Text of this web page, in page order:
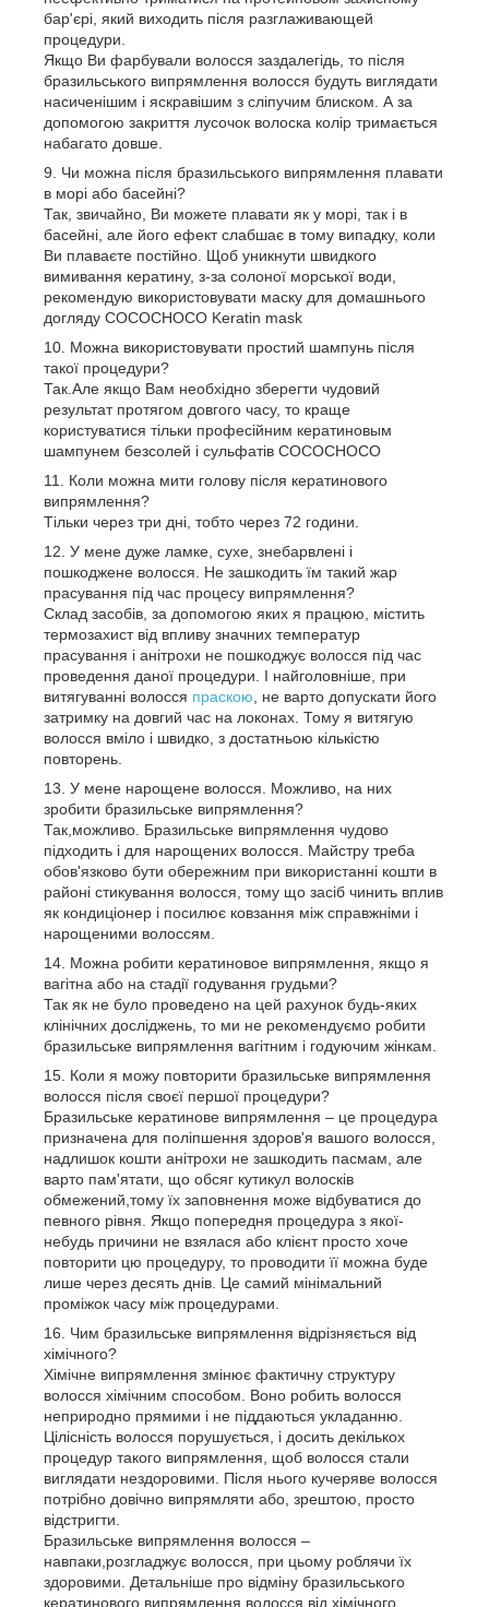
бар'єрі, який виходить після разглаживающей
процедури.
Якщо Ви фарбували волосся заздалегідь, то після
бразильського випрямлення волосся будуть виглядати
насиченішим і яскравішим з сліпучим блиском. А за
допомогою закриття лусочок волоска колір тримається
набагато довше.
Чи можна після бразильського випрямлення плавати
в морі або басейні?
Так, звичайно, Ви можете плавати як у морі, так і в
басейні, але його ефект слабшає в тому випадку, коли
Ви плаваєте постійно. Щоб уникнути швидкого
вимивання кератину, з-за солоної морської води,
рекомендую використовувати маску для домашнього
догляду COCOCHOCO Keratin mask
Можна використовувати простий шампунь після
такої процедури?
Так.Але якщо Вам необхідно зберегти чудовий
результат протягом довгого часу, то краще
користуватися тільки професійним кератиновым
шампунем безсолей і сульфатів COCOCHOCO
Коли можна мити голову після кератинового
випрямлення?
Тільки через три дні, тобто через 72 години.
У мене дуже ламке, сухе, знебарвлені і
пошкоджене волосся. Не зашкодить їм такий жар
прасування під час процесу випрямлення?
Склад засобів, за допомогою яких я працюю, містить
термозахист від впливу значних температур
прасування і анітрохи не пошкоджує волосся під час
проведення даної процедури. І найголовніше, при
витягуванні волосся праскою , не варто допускати його
затримку на довгий час на локонах. Тому я витягую
волосся вміло і швидко, з достатньою кількістю
повторень.
У мене нарощене волосся. Можливо, на них
зробити бразильське випрямлення?
Так,можливо. Бразильське випрямлення чудово
підходить і для нарощених волосся. Майстру треба
обов'язково бути обережним при використанні кошти в
районі стикування волосся, тому що засіб чинить вплив
як кондиціонер і посилює ковзання між справжніми і
нарощеними волоссям.
Можна робити кератиновое випрямлення, якщо я
вагітна або на стадії годування грудьми?
Так як не було проведено на цей рахунок будь-яких
клінічних досліджень, то ми не рекомендуємо робити
бразильське випрямлення вагітним і годуючим жінкам.
Коли я можу повторити бразильське випрямлення
волосся після своєї першої процедури?
Бразильське кератинове випрямлення – це процедура
призначена для поліпшення здоров'я вашого волосся,
надлишок кошти анітрохи не зашкодить пасмам, але
варто пам'ятати, що обсяг кутикул волосків
обмежений,тому їх заповнення може відбуватися до
певного рівня. Якщо попередня процедура з якої-
небудь причини не взялася або клієнт просто хоче
повторити цю процедуру, то проводити її можна буде
лише через десять днів. Це самий мінімальний
проміжок часу між процедурами.
Чим бразильське випрямлення відрізняється від
хімічного?
Хімічне випрямлення змінює фактичну структуру
волосся хімічним способом. Воно робить волосся
неприродно прямими і не піддаються укладанню.
Цілісність волосся порушується, і досить декількох
процедур такого випрямлення, щоб волосся стали
виглядати нездоровими. Після нього кучеряве волосся
потрібно довічно випрямляти або, зрештою, просто
відстригти.
Бразильське випрямлення волосся –
навпаки,розгладжує волосся, при цьому роблячи їх
здоровими. Детальніше про відміну бразильського
кератинового випрямлення волосся від хімічного